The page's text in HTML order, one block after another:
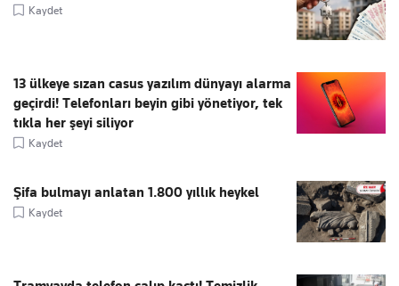
Kaydet
13 ülkeye sızan casus yazılım dünyayı alarma
geçirdi! Telefonları beyin gibi yönetiyor, tek
tıkla her şeyi siliyor
Kaydet
Şifa bulmayı anlatan 1.800 yıllık heykel
Kaydet